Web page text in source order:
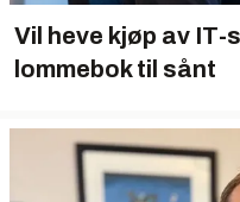
Vil heve kjøp av IT-
lommebok til sånt